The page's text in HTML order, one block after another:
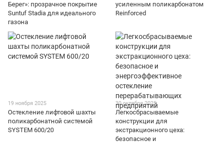
Берег»: прозрачное покрытие
Suntuf Stadia для идеального
газона
усиленным поликарбонатом
Reinforced
19 ноября 2025
Остекление лифтовой шахты
поликарбонатной системой
SYSTEM 600/20
30 октября 2025
Легкосбрасываемые
конструкции для
экстракционного цеха:
безопасное и